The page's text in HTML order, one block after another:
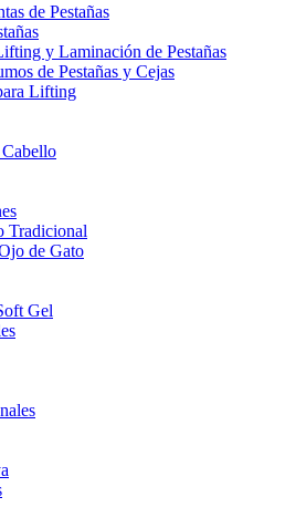
de Pestañas
y Laminación de Pestañas
de Pestañas y Cejas
Lifting
Tradicional
de Gato
Gel